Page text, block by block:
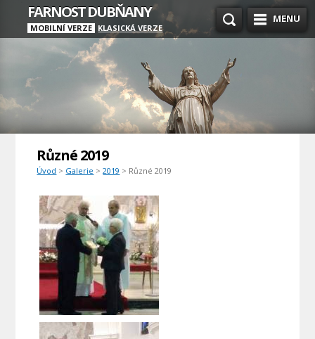
MENU
FARNOST DUBŇANY
MOBILNÍ VERZE KLASICKÁ VERZE
Různé 2019
Úvod > Galerie >2019 > Různé 2019